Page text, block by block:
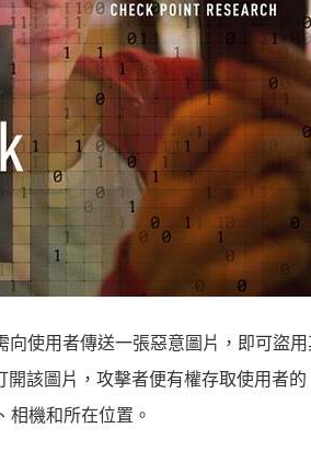
向使用者傳送一張惡意圖片，即可盜用
開該圖片，攻擊者便有權存取使用者的
相機和所在位置。